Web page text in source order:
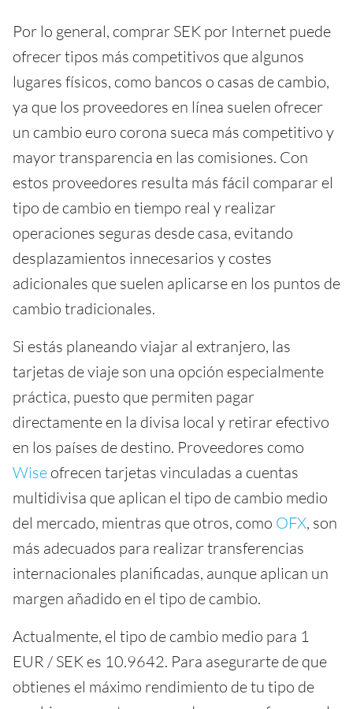
Por lo general, comprar SEK por Internet puede
ofrecer tipos más competitivos que algunos
lugares físicos, como bancos o casas de cambio,
ya que los proveedores en línea suelen ofrecer
un cambio euro corona sueca más competitivo y
mayor transparencia en las comisiones. Con
estos proveedores resulta más fácil comparar el
tipo de cambio en tiempo real y realizar
operaciones seguras desde casa, evitando
desplazamientos innecesarios y costes
adicionales que suelen aplicarse en los puntos de
cambio tradicionales.
Si estás planeando viajar al extranjero, las
tarjetas de viaje son una opción especialmente
práctica, puesto que permiten pagar
directamente en la divisa local y retirar efectivo
en los países de destino. Proveedores como
Wise ofrecen tarjetas vinculadas a cuentas
multidivisa que aplican el tipo de cambio medio
del mercado, mientras que otros, como OFX, son
más adecuados para realizar transferencias
internacionales planificadas, aunque aplican un
margen añadido en el tipo de cambio.
Actualmente, el tipo de cambio medio para 1
EUR / SEK es 10.9642. Para asegurarte de que
obtienes el máximo rendimiento de tu tipo de